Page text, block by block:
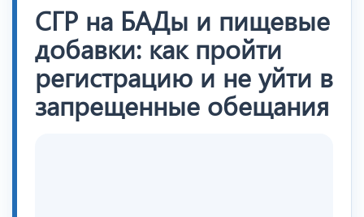
СГР на БАДы и пищевые
добавки: как пройти
регистрацию и не уйти в
запрещенные обещания